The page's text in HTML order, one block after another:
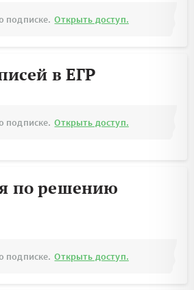
подписке. Открыть доступ.
в ЕГР
подписке. Открыть доступ.
по решению
подписке. Открыть доступ.